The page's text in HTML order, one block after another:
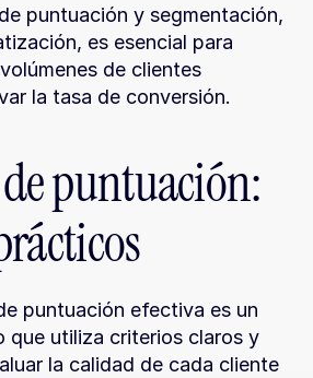
puntuación y segmentación,
es esencial para
de clientes
la tasa de conversión.
puntuación:
puntuación efectiva es un
que utiliza criterios claros y
la calidad de cada cliente